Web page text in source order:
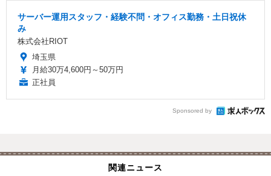
サーバー運用スタッフ・経験不問・オフィス勤務・土日祝休
み
株式会社RIOT
埼玉県
月給30万4,600円～50万円
正社員
Sponsored by
関連ニュース